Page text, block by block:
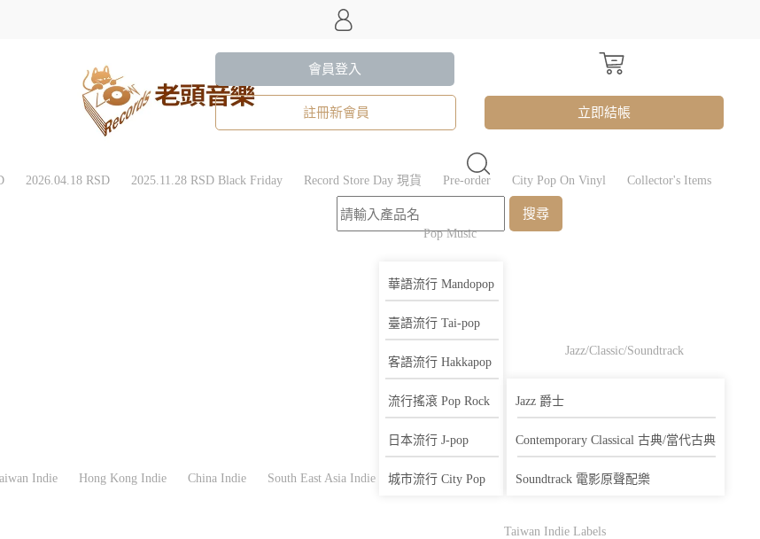
會員登入
註冊新會員 立即結帳
搜尋
2026.04.18 RSD 2025.11.28 RSD Black Friday Record Store Day 現貨 Pre-order City Pop On Vinyl Collector's Items
Indie Hong Kong Indie China Indie South East Asia Indie
Pop Music
華語流行 Mandopop
臺語流行 Tai-pop
客語流行 Hakkapop
流行搖滾 Pop Rock
日本流行 J-pop
城市流行 City Pop
Jazz/Classic/Soundtrack
Jazz 爵士
Contemporary Classical 古典/當代古典
Soundtrack 電影原聲配樂
Taiwan Indie Labels